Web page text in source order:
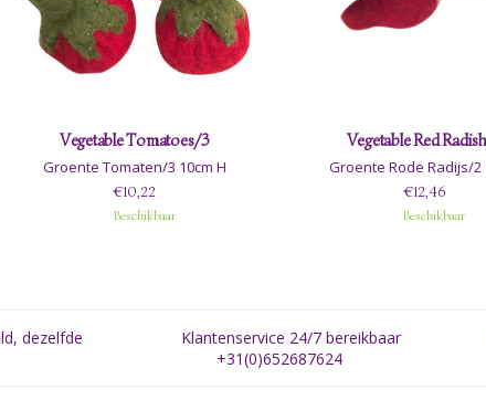
Vegetable Tomatoes/3
Groente Tomaten/3 10cm H
€10,22
Beschikbaar
Vegetable Red
Groente Rode Radijs/2
€12,46
Beschikbaar
dezelfde
Klantenservice 24/7 bereikbaar
+31(0)652687624